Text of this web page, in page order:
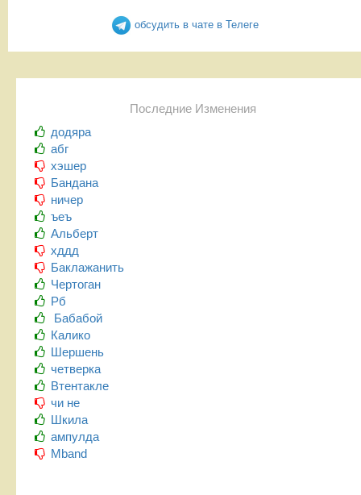
обсудить в чате в Телеге
Последние Изменения
додяра
абг
хэшер
Бандана
ничер
ъеъ
Альберт
хддд
Баклажанить
Чертоган
Рб
Бабабой
Калико
Шершень
четверка
Втентакле
чи не
Шкила
ампулда
Mband